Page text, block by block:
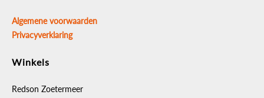
Algemene voorwaarden
Privacyverklaring
Winkels
Redson Zoetermeer